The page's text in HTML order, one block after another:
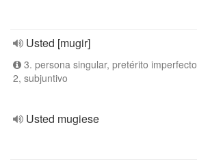
Usted [mugir]
3. persona singular, pretérito imperfecto
2, subjuntivo
Usted mugiese